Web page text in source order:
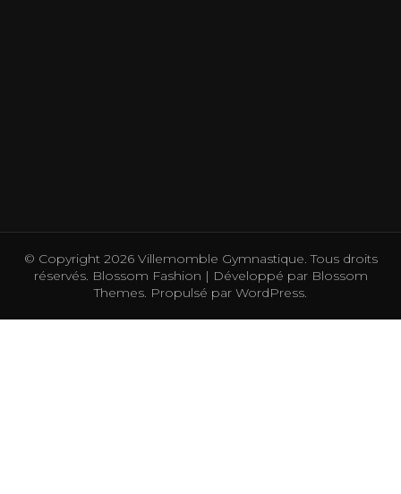
© Copyright 2026 Villemomble Gymnastique . Tous droits
réservés. Blossom Fashion | Développé parBlossom
Themes . Propulsé par WordPress